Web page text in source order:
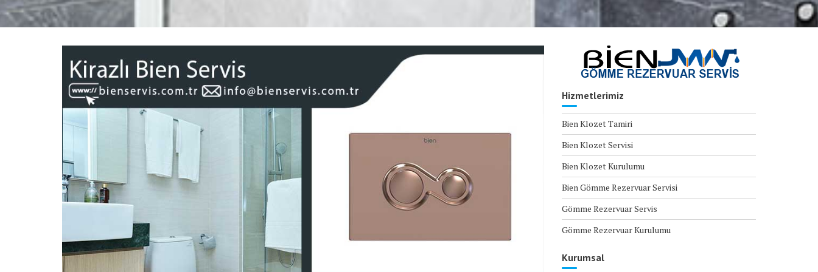
Hizmetlerimiz
Bien Klozet Tamiri
Bien Klozet Servisi
Bien Klozet Kurulumu
Bien Gömme Rezervuar Servisi
Gömme Rezervuar Servis
Gömme Rezervuar Kurulumu
Kurumsal